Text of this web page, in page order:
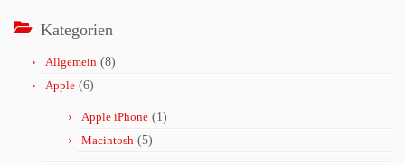
Kategorien
Allgemein (8)
Apple (6)
Apple iPhone (1)
Macintosh (5)